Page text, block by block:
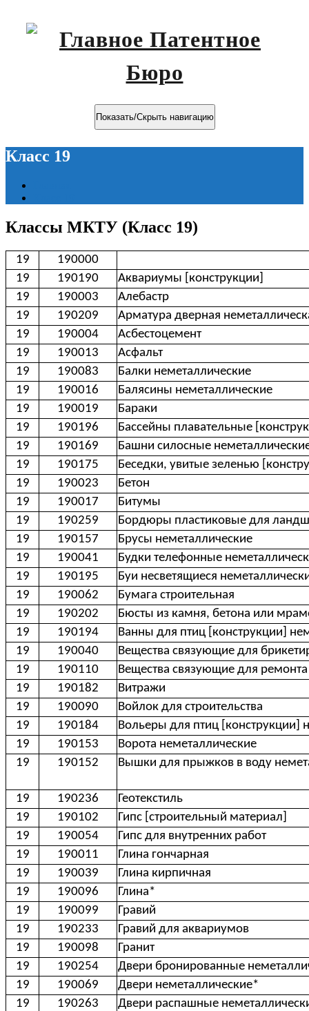
Показать/Скрыть навигацию
Класс 19
Классы МКТУ (Класс 19)
19
190000
19
190190
Аквариумы [конструкции]
19
190003
Алебастр
19
190209
Арматура дверная
19
190004
Асбестоцемент
19
190013
Асфальт
19
190083
Балки неметаллические
19
190016
Балясины неметаллические
19
190019
Бараки
19
190196
Бассейны плавательные
19
190169
Башни силосные
19
190175
Беседки, увитые зеленью
19
190023
Бетон
19
190017
Битумы
19
190259
Бордюры пластиковые для
19
190157
Брусы неметаллические
19
190041
Будки телефонные
19
190195
Буи несветящиеся
19
190062
Бумага строительная
19
190202
Бюсты из камня, бетона или
19
190194
Ванны для птиц [конструкции]
19
190040
Вещества связующие для
19
190110
Вещества связующие для
19
190182
Витражи
19
190090
Войлок для строительства
19
190184
Вольеры для птиц [конструкции]
19
190153
Ворота неметаллические
19
190152 Вышки для прыжков в воду
19 190236
Геотекстиль
19
190102
Гипс [строительный материал]
19
190054
Гипс для внутренних работ
19
190011
Глина гончарная
19
190039
Глина кирпичная
19
190096
Глина*
19
190099
Гравий
19
190233
Гравий для аквариумов
19
190098
Гранит
19
190254
Двери бронированные
19
190069
Двери неметаллические*
19
190263
Двери распашные